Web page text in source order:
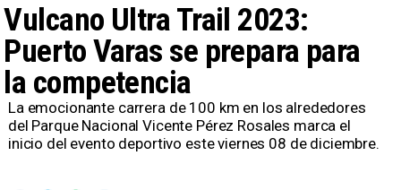
Vulcano Ultra Trail 2023:
Puerto Varas se prepara para
la competencia
La emocionante carrera de 100 km en los alrededores
del Parque Nacional Vicente Pérez Rosales marca el
inicio del evento deportivo este viernes 08 de diciembre.